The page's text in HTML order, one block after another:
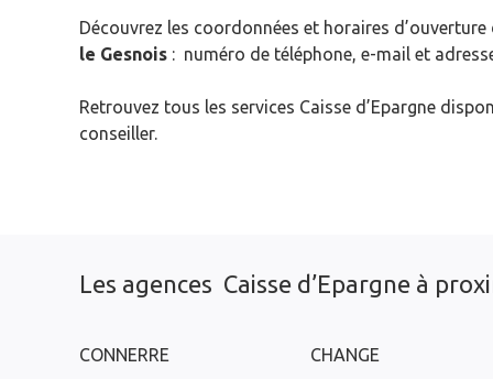
Découvrez les coordonnées et horaires d’ouverture
le Gesnois : numéro de téléphone, e-mail et
Retrouvez tous les services Caisse d’Epargne
conseiller.
Les agences Caisse d’Epargne à
CONNERRE CHANGE